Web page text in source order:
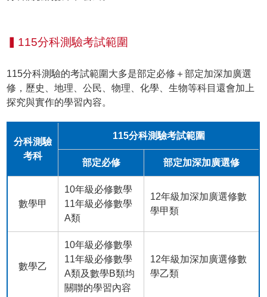
▍115分科測驗考試範圍
115分科測驗的考試範圍大多是部定必修＋部定加深加廣選
修，歷史、地理、公民、物理、化學、生物等科目還會加上
探究與實作的學習內容。
分科測驗
考科
115分科測驗考試範圍
部定必修 部定加深加廣選修
數學甲
10年級必修數學
11年級必修數學
A類
12年級加深加廣選修數
學甲類
數學乙
10年級必修數學
11年級必修數學
A類及數學B類均
關聯的學習內容
12年級加深加廣選修數
學乙類